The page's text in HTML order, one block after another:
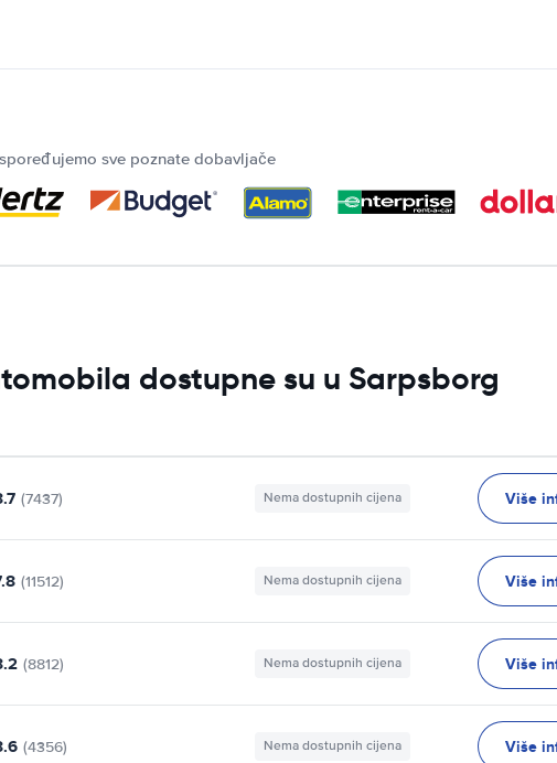
sve poznate dobavljače
dostupne su u Sarpsborg
(7437) Nema dostupnih cijena Više
(11512) Nema dostupnih cijena Više
(8812) Nema dostupnih cijena Više
(4356) Nema dostupnih cijena Više